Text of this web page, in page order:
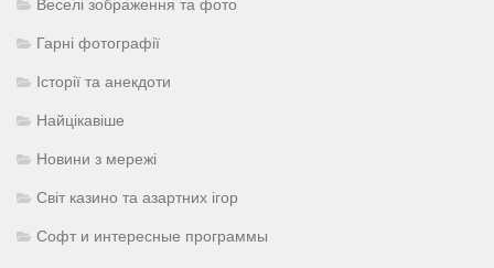
Веселі зображення та фото
Гарні фотографії
Історії та анекдоти
Найцікавіше
Новини з мережі
Світ казино та азартних ігор
Софт и интересные программы